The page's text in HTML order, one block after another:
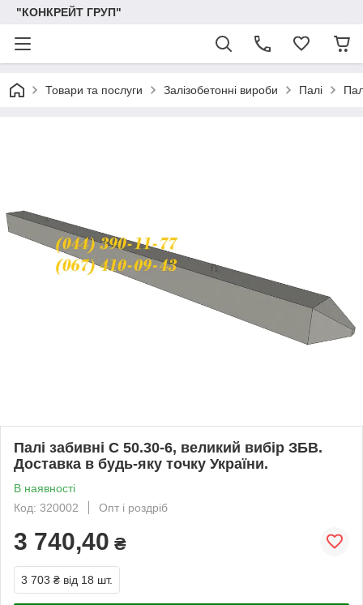
"КОНКРЕЙТ ГРУП"
Товари та послуги Залізобетонні вироби Палі
Палі забивні С 50.30-6, великий вибір ЗБВ.
Доставка в будь-яку точку України.
В наявності
Код: 320002
Опт і роздріб
3 740,40 ₴
3 703 ₴ від 18 шт.